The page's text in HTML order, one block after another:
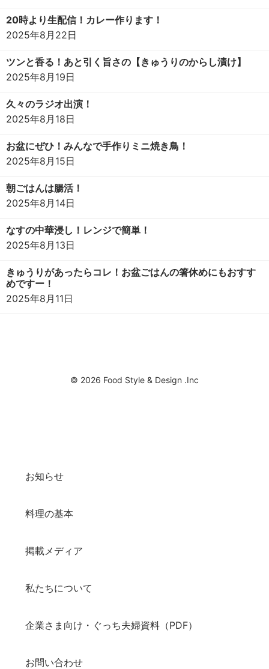
20時より生配信！カレー作ります！
2025年8月22日
ツンと香る！あと引く旨さの【きゅうりのからし漬け】
2025年8月19日
久々のラジオ出演！
2025年8月18日
お盆にぜひ！みんなで手作りミニ焼き鳥！
2025年8月15日
朝ごはんは腸活！
2025年8月14日
なすの中華浸し！レンジで簡単！
2025年8月13日
きゅうりがあったらコレ！お盆ごはんの箸休めにもおすす
めですー！
2025年8月11日
© 2026 Food Style & Design .Inc
お知らせ
料理の基本
掲載メディア
私たちについて
企業さま向け・ぐっち夫婦資料（PDF）
お問い合わせ